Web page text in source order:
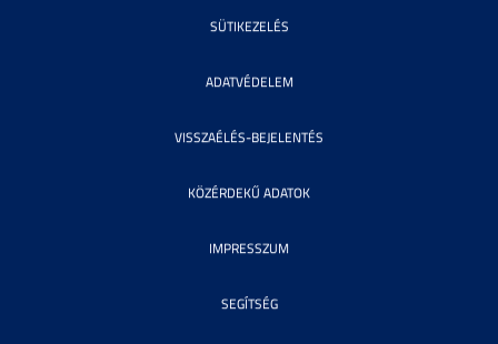
SÜTIKEZELÉS
ADATVÉDELEM
VISSZAÉLÉS-BEJELENTÉS
KÖZÉRDEKŰ ADATOK
IMPRESSZUM
SEGÍTSÉG